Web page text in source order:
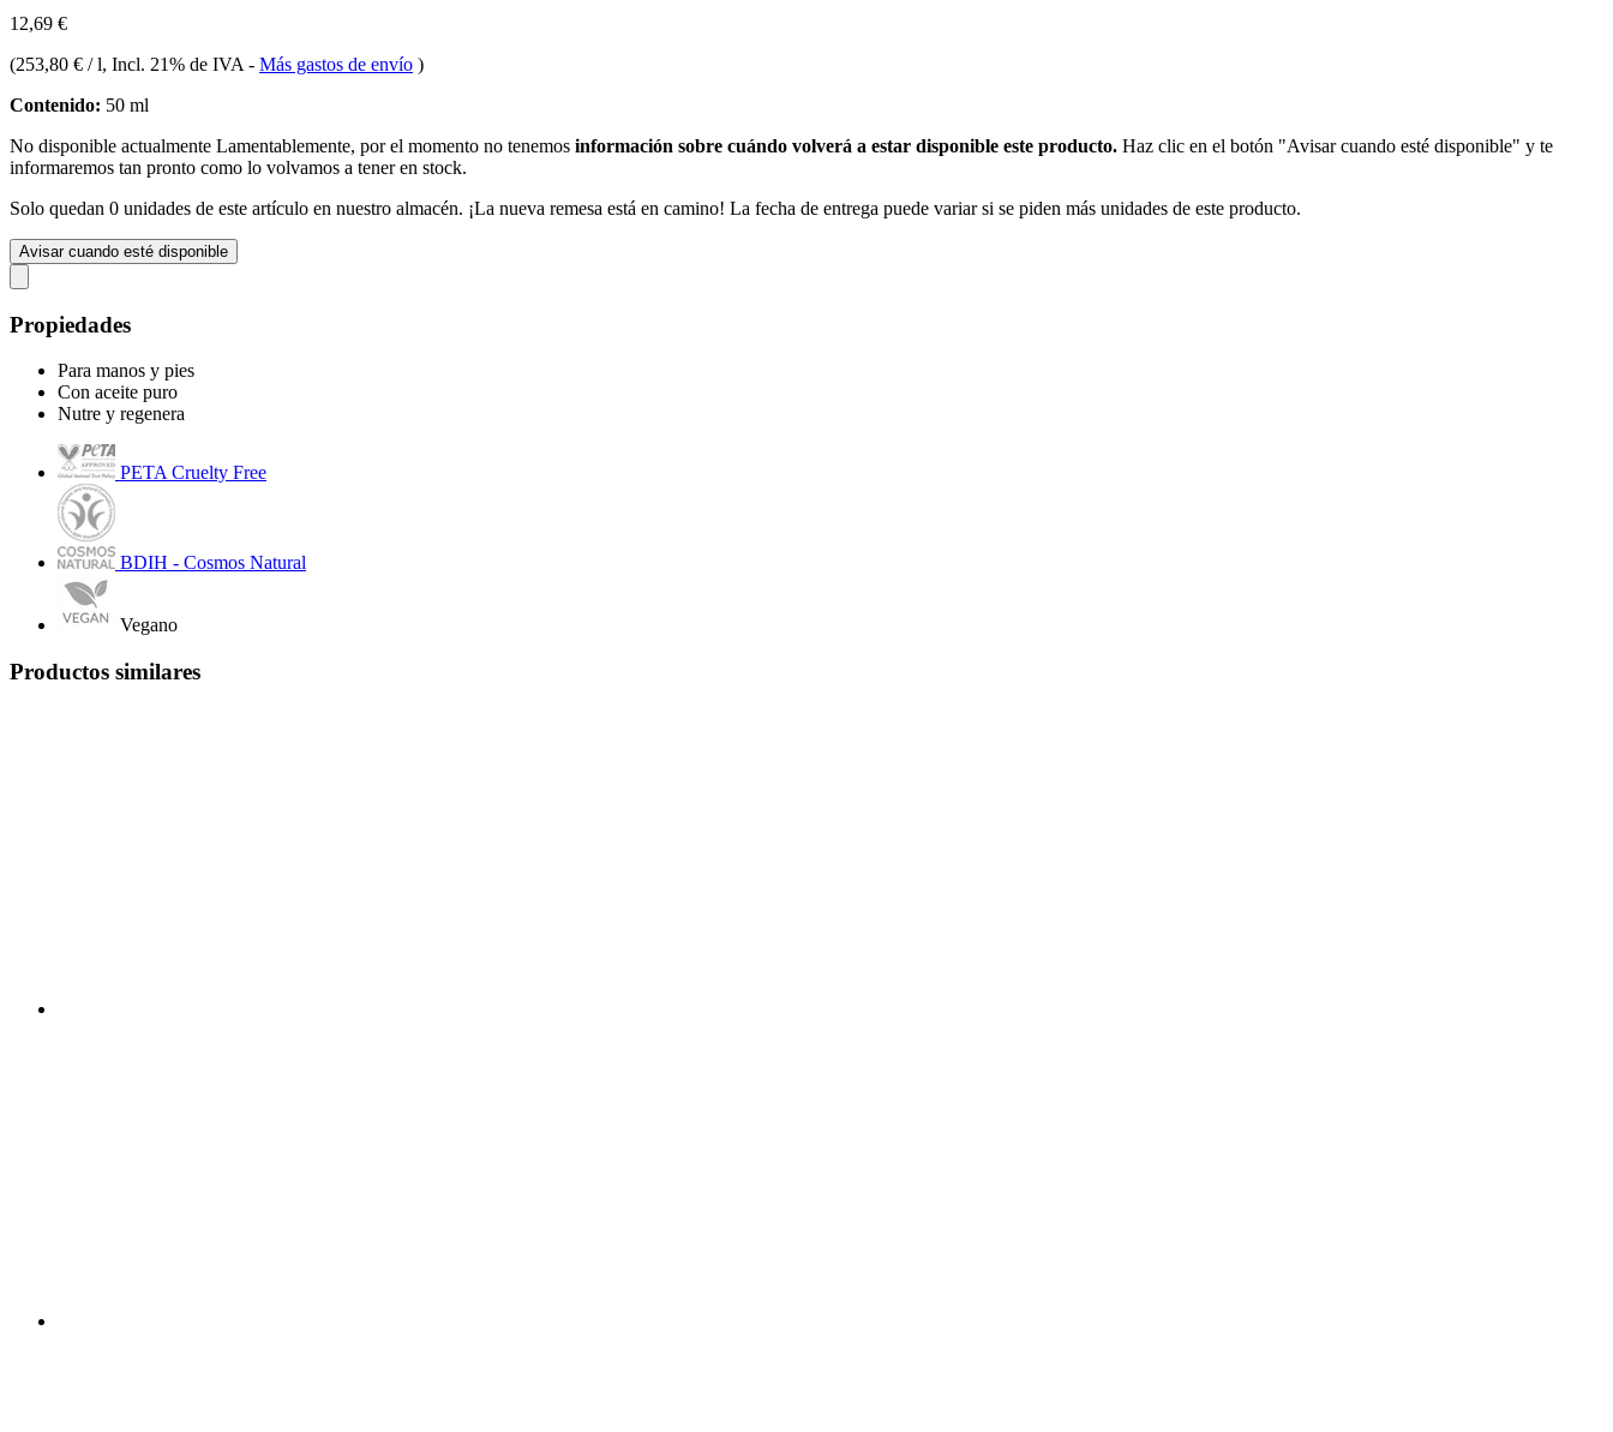
12,69 €
(253,80 € / l, Incl. 21% de IVA - Más gastos de envío )
Contenido: 50 ml
No disponible actualmente Lamentablemente, por el momento no tenemos información sobre cuándo volverá a estar disponible este producto. Haz clic en el botón "Avisar cuando esté disponible" y te
informaremos tan pronto como lo volvamos a tener en stock.
Solo quedan 0 unidades de este artículo en nuestro almacén. ¡La nueva remesa está en camino! La fecha de entrega puede variar si se piden más unidades de este producto.
Avisar cuando esté disponible
Propiedades
Para manos y pies
Con aceite puro
Nutre y regenera
PETA Cruelty Free
BDIH - Cosmos Natural
Vegano
Productos similares